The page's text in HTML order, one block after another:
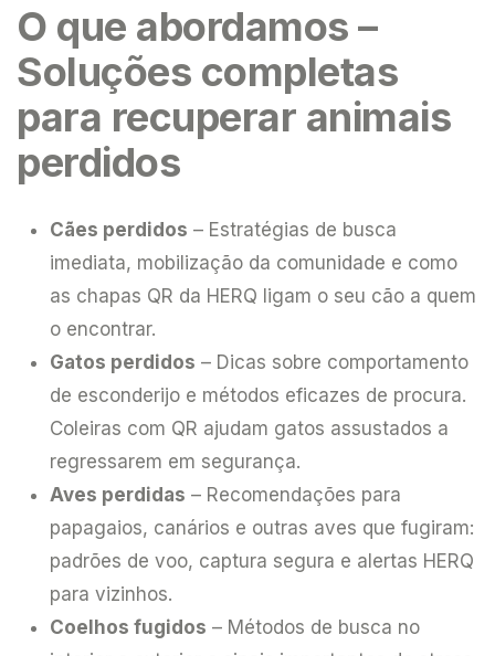
O que abordamos –
Soluções completas
para recuperar animais
perdidos
Cães perdidos – Estratégias de busca
imediata, mobilização da comunidade e como
as chapas QR da HERQ ligam o seu cão a quem
o encontrar.
Gatos perdidos – Dicas sobre comportamento
de esconderijo e métodos eficazes de procura.
Coleiras com QR ajudam gatos assustados a
regressarem em segurança.
Aves perdidas – Recomendações para
papagaios, canários e outras aves que fugiram:
padrões de voo, captura segura e alertas HERQ
para vizinhos.
Coelhos fugidos – Métodos de busca no